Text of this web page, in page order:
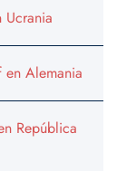
Ucrania
en Alemania
República